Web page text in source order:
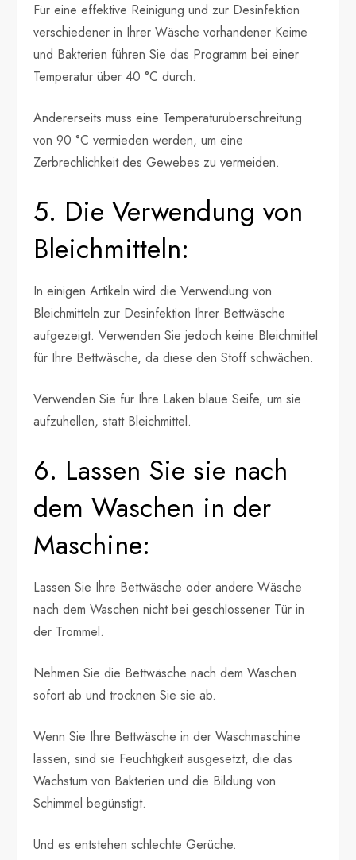
Für eine effektive Reinigung und zur Desinfektion
verschiedener in Ihrer Wäsche vorhandener Keime
und Bakterien führen Sie das Programm bei einer
Temperatur über 40 °C durch.
Andererseits muss eine Temperaturüberschreitung
von 90 °C vermieden werden, um eine
Zerbrechlichkeit des Gewebes zu vermeiden.
5. Die Verwendung von
Bleichmitteln:
In einigen Artikeln wird die Verwendung von
Bleichmitteln zur Desinfektion Ihrer Bettwäsche
aufgezeigt. Verwenden Sie jedoch keine Bleichmittel
für Ihre Bettwäsche, da diese den Stoff schwächen.
Verwenden Sie für Ihre Laken blaue Seife, um sie
aufzuhellen, statt Bleichmittel.
6. Lassen Sie sie nach
dem Waschen in der
Maschine:
Lassen Sie Ihre Bettwäsche oder andere Wäsche
nach dem Waschen nicht bei geschlossener Tür in
der Trommel.
Nehmen Sie die Bettwäsche nach dem Waschen
sofort ab und trocknen Sie sie ab.
Wenn Sie Ihre Bettwäsche in der Waschmaschine
lassen, sind sie Feuchtigkeit ausgesetzt, die das
Wachstum von Bakterien und die Bildung von
Schimmel begünstigt.
Und es entstehen schlechte Gerüche.